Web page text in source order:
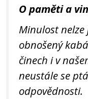
O paměti a
Minulost
obnošený
činech i v
neustále se
odpovědnosti.